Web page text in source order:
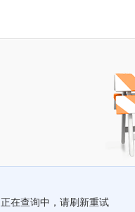
正在查询中，请刷新重试